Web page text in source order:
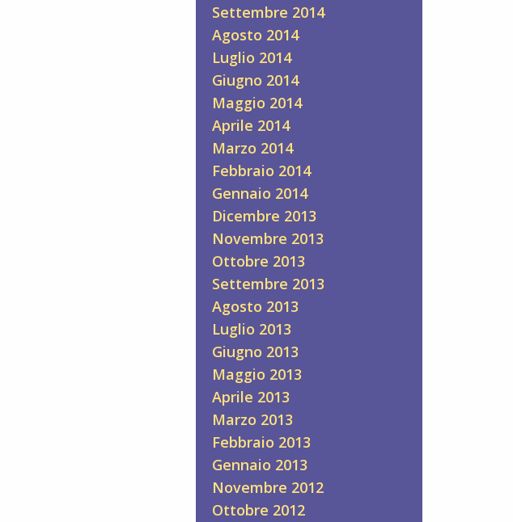
Settembre 2014
Agosto 2014
Luglio 2014
Giugno 2014
Maggio 2014
Aprile 2014
Marzo 2014
Febbraio 2014
Gennaio 2014
Dicembre 2013
Novembre 2013
Ottobre 2013
Settembre 2013
Agosto 2013
Luglio 2013
Giugno 2013
Maggio 2013
Aprile 2013
Marzo 2013
Febbraio 2013
Gennaio 2013
Novembre 2012
Ottobre 2012